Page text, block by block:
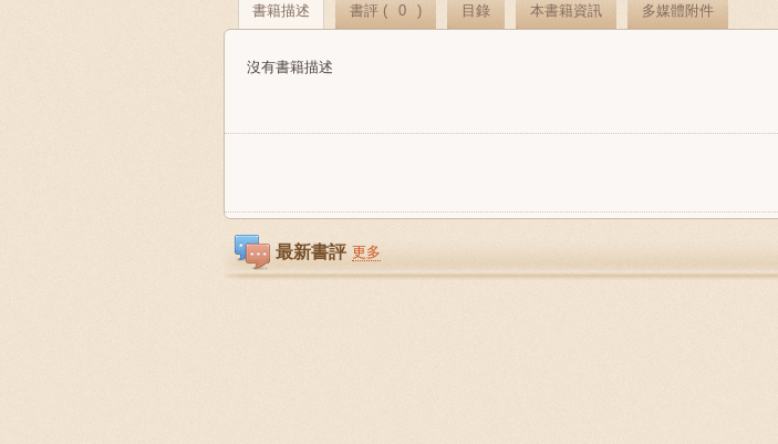
書籍描述 書評 ( 0 ) 目錄 本書籍資訊 多媒體附件
沒有書籍描述
最新書評 更多